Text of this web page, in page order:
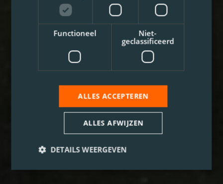
Functioneel
Niet-
geclassificeerd
ALLES ACCEPTEREN
ALLES AFWIJZEN
DETAILS WEERGEVEN